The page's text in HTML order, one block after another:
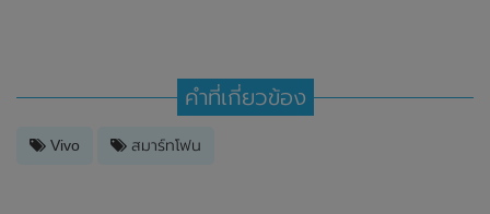
คำที่เกี่ยวข้อง
Vivo สมาร์ทโฟน